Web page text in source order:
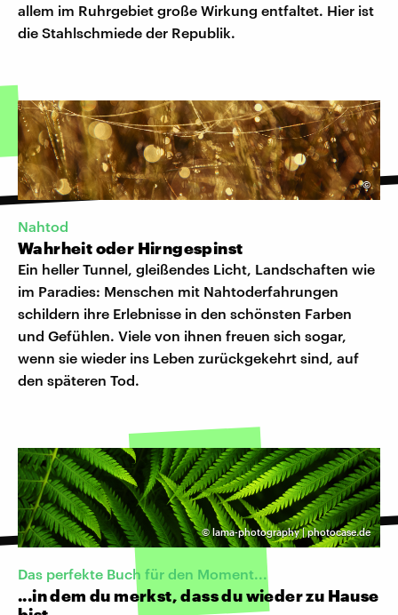
allem im Ruhrgebiet große Wirkung entfaltet. Hier ist
die Stahlschmiede der Republik.
©
Nahtod
Wahrheit oder Hirngespinst
Ein heller Tunnel, gleißendes Licht, Landschaften wie
im Paradies: Menschen mit Nahtoderfahrungen
schildern ihre Erlebnisse in den schönsten Farben
und Gefühlen. Viele von ihnen freuen sich sogar,
wenn sie wieder ins Leben zurückgekehrt sind, auf
den späteren Tod.
© lama-photography | photocase.de
Das perfekte Buch für den Moment...
...in dem du merkst, dass du wieder zu Hause